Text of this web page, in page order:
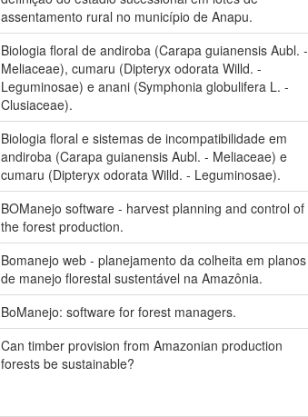
assentamento rural no município de Anapu.
Biologia floral de andiroba (Carapa guianensis Aubl. -
Meliaceae), cumaru (Dipteryx odorata Willd. -
Leguminosae) e anani (Symphonia globulifera L. -
Clusiaceae).
Biologia floral e sistemas de incompatibilidade em
andiroba (Carapa guianensis Aubl. - Meliaceae) e
cumaru (Dipteryx odorata Willd. - Leguminosae).
BOManejo software - harvest planning and control of
the forest production.
Bomanejo web - planejamento da colheita em planos
de manejo florestal sustentável na Amazônia.
BoManejo: software for forest managers.
Can timber provision from Amazonian production
forests be sustainable?